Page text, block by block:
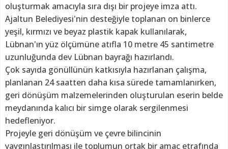
oluşturmak amacıyla sıra dışı bir projeye imza attı.
Ajaltun Belediyesi'nin desteğiyle toplanan on binlerce
yeşil, kırmızı ve beyaz plastik kapak kullanılarak,
Lübnan'ın yüz ölçümüne atıfla 10 metre 45 santimetre
uzunluğunda dev Lübnan bayrağı hazırlandı.
Çok sayıda gönüllünün katkısıyla hazırlanan çalışma,
planlanan 24 saatten daha kısa sürede tamamlanırken,
geri dönüşüm malzemelerinden oluşturulan eserin belde
meydanında kalıcı bir simge olarak sergilenmesi
hedefleniyor.
Projeyle geri dönüşüm ve çevre bilincinin
yaygınlaştırılması ile toplumun ortak bir amaç etrafında